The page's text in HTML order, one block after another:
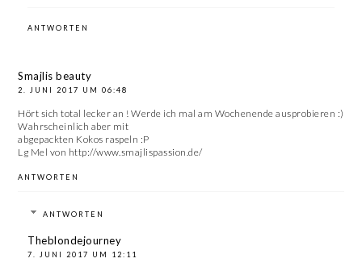
ANTWORTEN
Smajlis beauty
2. JUNI 2017 UM 06:48
Hört sich total lecker an ! Werde ich mal am Wochenende ausprobieren :)
Wahrscheinlich aber mit
abgepackten Kokos raspeln :P
Lg Mel von http://www.smajlispassion.de/
ANTWORTEN
ANTWORTEN
Theblondejourney
7. JUNI 2017 UM 12:11